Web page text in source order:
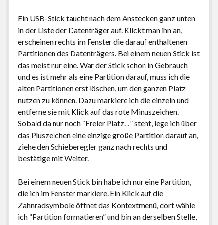
Ein USB-Stick taucht nach dem Anstecken ganz unten
in der Liste der Datenträger auf. Klickt man ihn an,
erscheinen rechts im Fenster die darauf enthaltenen
Partitionen des Datenträgers. Bei einem neuen Stick ist
das meist nur eine. War der Stick schon in Gebrauch
und es ist mehr als eine Partition darauf, muss ich die
alten Partitionen erst löschen, um den ganzen Platz
nutzen zu können. Dazu markiere ich die einzeln und
entferne sie mit Klick auf das rote Minuszeichen.
Sobald da nur noch “Freier Platz…” steht, lege ich über
das Pluszeichen eine einzige große Partition darauf an,
ziehe den Schieberegler ganz nach rechts und
bestätige mit Weiter.
Bei einem neuen Stick bin habe ich nur eine Partition,
die ich im Fenster markiere. Ein Klick auf die
Zahnradsymbole öffnet das Kontextmenü, dort wähle
ich “Partition formatieren” und bin an derselben Stelle,